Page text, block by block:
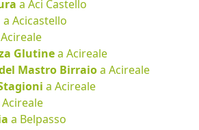
a Aci Castello
a Acicastello
Glutinea Acireale
Mastro Birraioa Acireale
a Acireale
a Belpasso